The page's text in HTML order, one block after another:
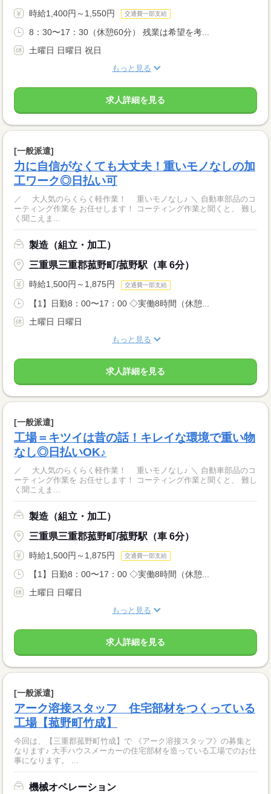
時給1,400円～1,550円 交通費一部支給
8：30〜17：30（休憩60分） 残業は希望を考...
土曜日 日曜日 祝日
もっと見る
求人詳細を見る
[一般派遣]
力に自信がなくても大丈夫！重いモノなしの加
工ワーク◎日払い可
／ 大人気のらくらく軽作業！ 重いモノなし♪ ＼ 自動車部品のコ
ーティング作業を お任せします！ コーティング作業と聞くと、 難し
く聞こえま...
製造（組立・加工）
三重県三重郡菰野町/菰野駅（車 6分）
時給1,500円～1,875円 交通費一部支給
【1】日勤8：00〜17：00 ◇実働8時間（休憩...
土曜日 日曜日
もっと見る
求人詳細を見る
[一般派遣]
工場＝キツイは昔の話！キレイな環境で重い物
なし◎日払いOK♪
／ 大人気のらくらく軽作業！ 重いモノなし♪ ＼ 自動車部品のコ
ーティング作業を お任せします！ コーティング作業と聞くと、 難し
く聞こえま...
製造（組立・加工）
三重県三重郡菰野町/菰野駅（車 6分）
時給1,500円～1,875円 交通費一部支給
【1】日勤8：00〜17：00 ◇実働8時間（休憩...
土曜日 日曜日
もっと見る
求人詳細を見る
[一般派遣]
アーク溶接スタッフ 住宅部材をつくっている
工場【菰野町竹成】
今回は、【三重郡菰野町竹成】で 《アーク溶接スタッフ》の募集と
なります♪ 大手ハウスメーカーの住宅部材を造っている工場でのお仕
事になります。 ...
機械オペレーション